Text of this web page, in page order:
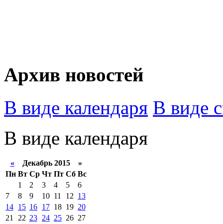
Архив новостей
В виде календаря В виде
В виде календаря
«Декабрь 2015 »
Пн Вт Ср Чт Пт Сб Вс
1
2 3 4 5
6
7
8 9 10 11 12 13
14 15 16 17 18 19 20
21
22 23 24 25 26 27